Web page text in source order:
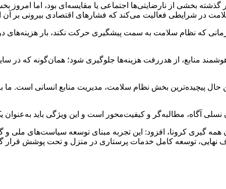
بخشی از نارضایتی‌ها اجتماعی یا مقایسه‌ای بود، اما
سلامت در شرایطی فعالیت می‌کند که فشارهای اقتصادی بیرونی
که نظام سلامت به سمت پیشگیری حرکت نکند، بار هزینه‌های
منابع، از هدررفت هزینه‌ها جلوگیری شود؛ همان‌گونه که
پیچیده‌ترین بخش نظام سلامت، مدیریت منابع انسانی است. ما
آگاه، مطالبه‌گر و کیفیت‌محور است و این ویژگی باید
همه گیری کرونا، افزود: این تجربه مبنای توسعه سیاست‌های
نهایی، توسعه کامل خدمات پرستاری در منزل و تحت پوشش قرار